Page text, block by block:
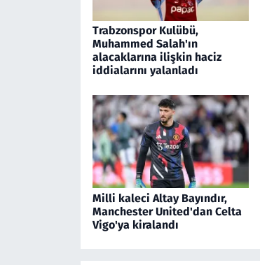
Trabzonspor Kulübü,
Muhammed Salah'ın
alacaklarına ilişkin haciz
iddialarını yalanladı
Milli kaleci Altay Bayındır,
Manchester United'dan Celta
Vigo'ya kiralandı